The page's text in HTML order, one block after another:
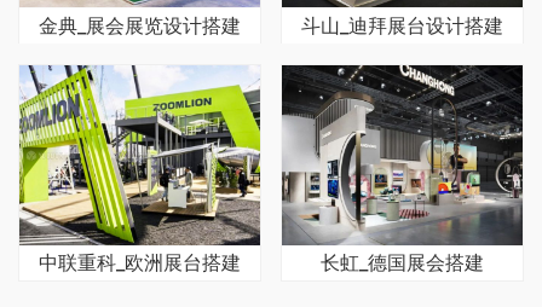
金典_展会展览设计搭建 斗山_迪拜展台设计搭建
中联重科_欧洲展台搭建 长虹_德国展会搭建